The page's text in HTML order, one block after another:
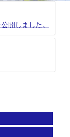
開しました。